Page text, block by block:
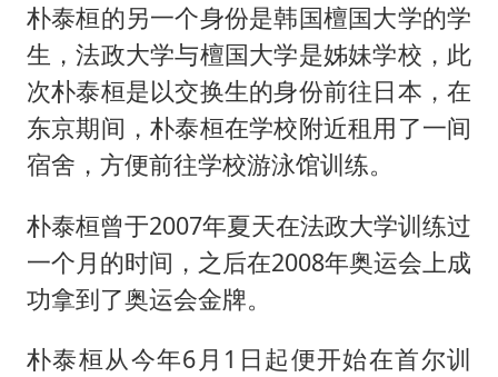
朴泰桓的另一个身份是韩国檀国大学的学
生，法政大学与檀国大学是姊妹学校，此
次朴泰桓是以交换生的身份前往日本，在
东京期间，朴泰桓在学校附近租用了一间
宿舍，方便前往学校游泳馆训练。
朴泰桓曾于2007年夏天在法政大学训练过
一个月的时间，之后在2008年奥运会上成
功拿到了奥运会金牌。
朴泰桓从今年6月1日起便开始在首尔训